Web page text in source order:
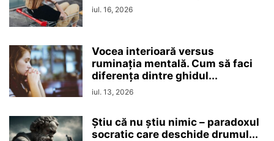
iul. 16, 2026
Vocea interioară versus
ruminaţia mentală. Cum să faci
diferența dintre ghidul...
iul. 13, 2026
Ştiu că nu ştiu nimic – paradoxul
socratic care deschide drumul...